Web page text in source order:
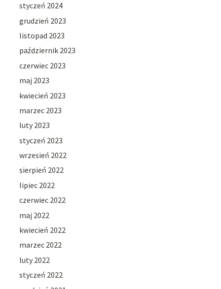
styczeń 2024
grudzień 2023
listopad 2023
październik 2023
czerwiec 2023
maj 2023
kwiecień 2023
marzec 2023
luty 2023
styczeń 2023
wrzesień 2022
sierpień 2022
lipiec 2022
czerwiec 2022
maj 2022
kwiecień 2022
marzec 2022
luty 2022
styczeń 2022